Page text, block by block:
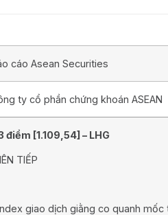
cáo Asean Securities
ty cổ phần chứng khoán ASEAN
điểm [1.109,54] – LHG
TIẾP
giao dịch giằng co quanh mốc